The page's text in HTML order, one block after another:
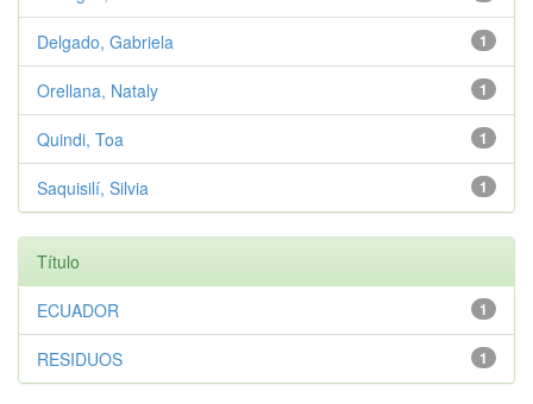
1
Delgado, Gabriela
1
Orellana, Nataly
1
Quindi, Toa
1
Saquisilí, Silvia
Título
1
ECUADOR
1
RESIDUOS